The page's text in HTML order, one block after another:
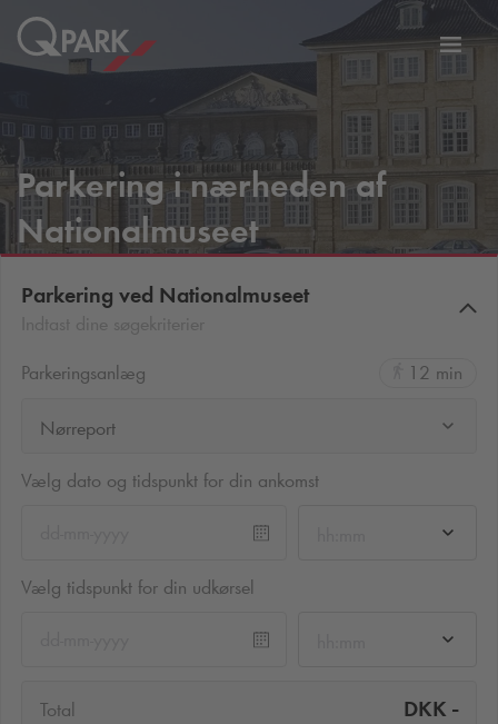
Slå
til
Parkering i nærheden af
Nationalmuseet
Parkering ved Nationalmuseet
Parkeringsanlæg
12 min
Nørreport
Vælg dato og tidspunkt for din ankomst
Vælg tidspunkt for din udkørsel
Total DKK -